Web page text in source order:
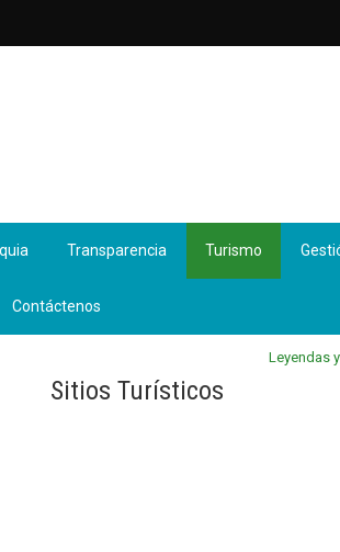
Transparencia Turismo
Contáctenos
Leyendas
Sitios Turísticos